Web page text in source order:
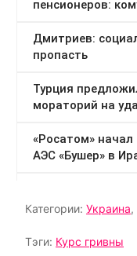
Категории: Украина,
Тэги: Курс гривны